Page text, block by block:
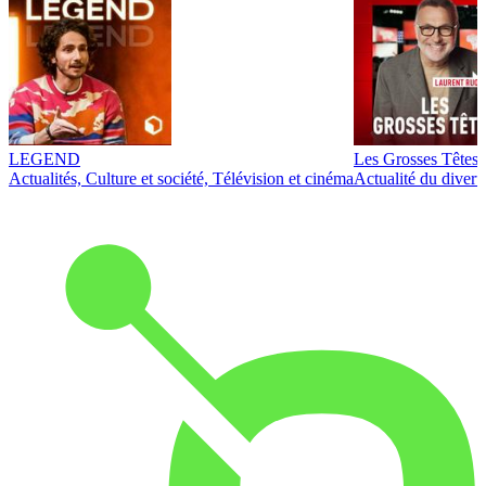
LEGEND
Actualités, Culture et société, Télévision et cinéma
Les Grosses Têtes
Actualité du